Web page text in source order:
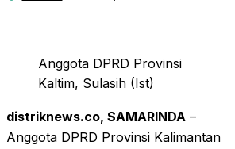
Anggota DPRD Provinsi
Kaltim, Sulasih (Ist)
distriknews.co, SAMARINDA –
Anggota DPRD Provinsi Kalimantan